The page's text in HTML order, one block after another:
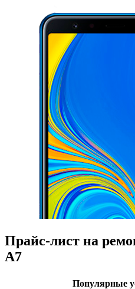
Прайс-лист на
A7
Популярные